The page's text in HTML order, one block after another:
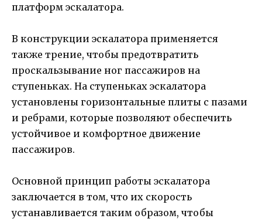
платформ эскалатора.
В конструкции эскалатора применяется
также трение, чтобы предотвратить
проскальзывание ног пассажиров на
ступеньках. На ступеньках эскалатора
установлены горизонтальные плиты с пазами
и ребрами, которые позволяют обеспечить
устойчивое и комфортное движение
пассажиров.
Основной принцип работы эскалатора
заключается в том, что их скорость
устанавливается таким образом, чтобы